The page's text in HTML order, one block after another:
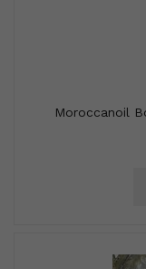
Moroccanoil